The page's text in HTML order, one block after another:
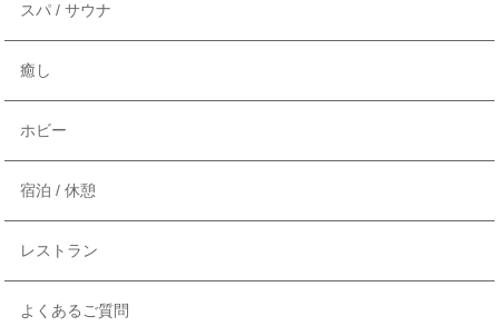
スパ / サウナ
癒し
ホビー
宿泊 / 休憩
レストラン
よくあるご質問